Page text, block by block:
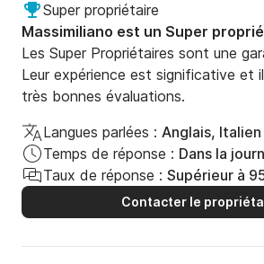
Super propriétaire
Massimiliano est un Super
Les Super Propriétaires sont une
Leur expérience est significative et
très bonnes évaluations.
Langues parlées : Anglais, Italien
Temps de réponse : Dans la
Taux de réponse : Supérieur à
Contacter le